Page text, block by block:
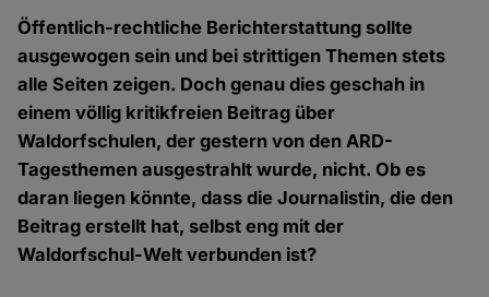
Öffentlich-rechtliche Berichterstattung sollte
ausgewogen sein und bei strittigen Themen stets
alle Seiten zeigen. Doch genau dies geschah in
einem völlig kritikfreien Beitrag über
Waldorfschulen, der gestern von den ARD-
Tagesthemen ausgestrahlt wurde, nicht. Ob es
daran liegen könnte, dass die Journalistin, die den
Beitrag erstellt hat, selbst eng mit der
Waldorfschul-Welt verbunden ist?